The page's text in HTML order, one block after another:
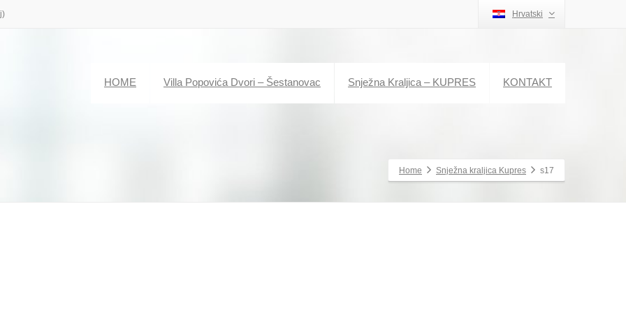
Hrvatski
HOME Villa Popovića Dvori – Šestanovac Snježna Kraljica – KUPRES KONTAKT
Home Snježna kraljica Kupres s17